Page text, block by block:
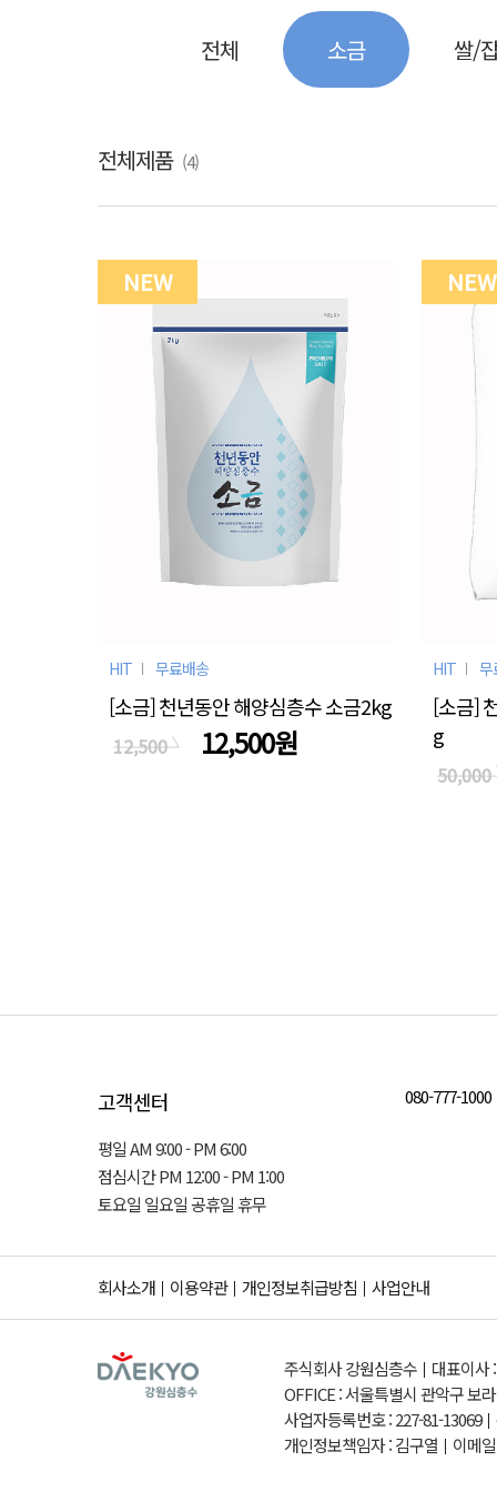
전체 소금 쌀/
전체제품 (4)
NEW
HIT 무료배송
[소금] 천년동안 해양심층수 소금2kg
12,500 12,500원
NEW
HIT 무
[소금]
g
50,000
고객센터 080-777-1000
평일 AM 9:00 - PM 6:00
점심시간 PM 12:00 - PM 1:00
토요일 일요일 공휴일 휴무
회사소개 이용약관 개인정보취급방침 사업안내
주식회사 강원심층수
대표이사
OFFICE : 서울특별시 관악구 보
사업자등록번호 : 227-81-13069
개인정보책임자 : 김구열
이메